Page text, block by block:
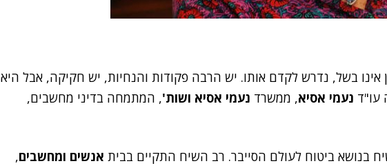
אינו בשל, נדרש לקדם אותו. יש הרבה פקודות והנחיות, יש חקיקה, אבל היא
עו"ד נעמי אסיא, ממשרד נעמי אסיא ושות', המתמחה בדיני מחשבים,
בנושא ביטוח לעולם הסייבר. רב השיח התקיים בבית אנשים ומחשבים,